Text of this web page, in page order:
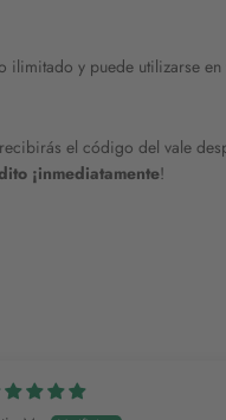
ilimitado y puede utilizarse
recibirás el código del vale
¡inmediatamente!